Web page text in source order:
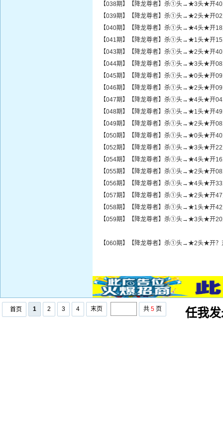
【038期】【降龙尊者】杀①头→★3头★开
【039期】【降龙尊者】杀①头→★2头★开
【040期】【降龙尊者】杀①头→★4头★开
【041期】【降龙尊者】杀①头→★1头★开
【043期】【降龙尊者】杀①头→★2头★开
【044期】【降龙尊者】杀①头→★3头★开
【045期】【降龙尊者】杀①头→★0头★开
【046期】【降龙尊者】杀①头→★2头★开
【047期】【降龙尊者】杀①头→★4头★开
【048期】【降龙尊者】杀①头→★1头★开
【049期】【降龙尊者】杀①头→★2头★开
【050期】【降龙尊者】杀①头→★0头★开
【052期】【降龙尊者】杀①头→★3头★开
【054期】【降龙尊者】杀①头→★4头★开
【055期】【降龙尊者】杀①头→★2头★开
【056期】【降龙尊者】杀①头→★4头★开
【057期】【降龙尊者】杀①头→★2头★开
【058期】【降龙尊者】杀①头→★1头★开
【059期】【降龙尊者】杀①头→★3头★开
【060期】【降龙尊者】杀①头→★2头★开？
首页 1 2 3 4 末页 共 5 页 任我发